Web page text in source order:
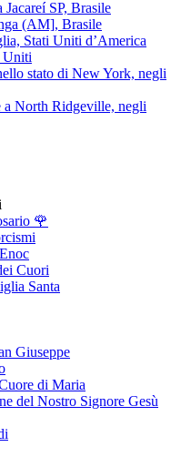
SP, Brasile
(AM], Brasile
Stati Uniti d’America
Uniti
stato di New York, negli
a North Ridgeville, negli
🌹
Cuori
Santa
Giuseppe
di Maria
del Nostro Signore Gesù